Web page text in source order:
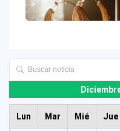
Lun Mar Mié Jue